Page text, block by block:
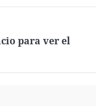
para ver el